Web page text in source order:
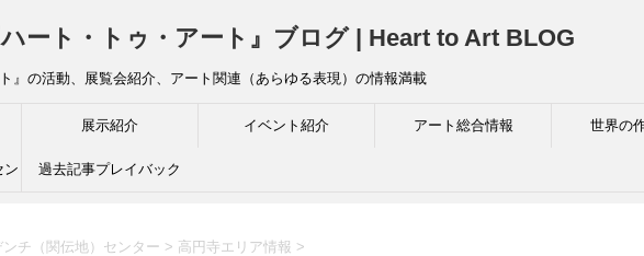
ート・トゥ・アート』ブログ | Heart to Art BLOG
』の活動、展覧会紹介、アート関連（あらゆる表現）の情報満載
展示紹介 イベント紹介 アート総合情報 世界の
ン 過去記事プレイバック
ンチ（関伝地）センター > 高円寺エリア情報 >